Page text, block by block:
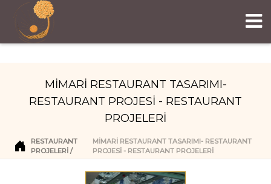
MİMARİ RESTAURANT TASARIMI-
RESTAURANT PROJESİ - RESTAURANT
PROJELERİ
RESTAURANT
PROJELERI
MİMARİ RESTAURANT TASARIMI- RESTAURANT
PROJESİ - RESTAURANT PROJELERİ